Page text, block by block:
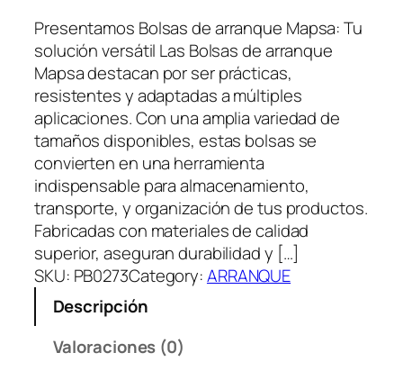
Presentamos Bolsas de arranque Mapsa: Tu
solución versátil Las Bolsas de arranque
Mapsa destacan por ser prácticas,
resistentes y adaptadas a múltiples
aplicaciones. Con una amplia variedad de
tamaños disponibles, estas bolsas se
convierten en una herramienta
indispensable para almacenamiento,
transporte, y organización de tus productos.
Fabricadas con materiales de calidad
superior, aseguran durabilidad y […]
SKU: PB0273Category:ARRANQUE
Descripción
Valoraciones (0)